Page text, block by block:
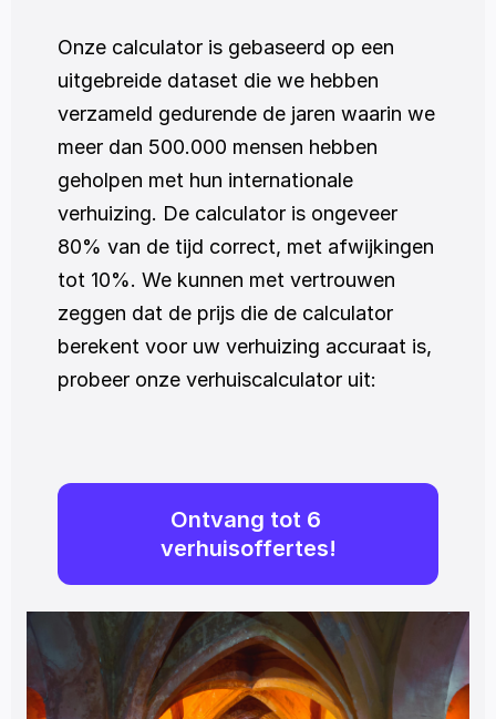
Onze calculator is gebaseerd op een
uitgebreide dataset die we hebben
verzameld gedurende de jaren waarin we
meer dan 500.000 mensen hebben
geholpen met hun internationale
verhuizing. De calculator is ongeveer
80% van de tijd correct, met afwijkingen
tot 10%. We kunnen met vertrouwen
zeggen dat de prijs die de calculator
berekent voor uw verhuizing accuraat is,
probeer onze verhuiscalculator uit:
Ontvang tot 6
verhuisoffertes!